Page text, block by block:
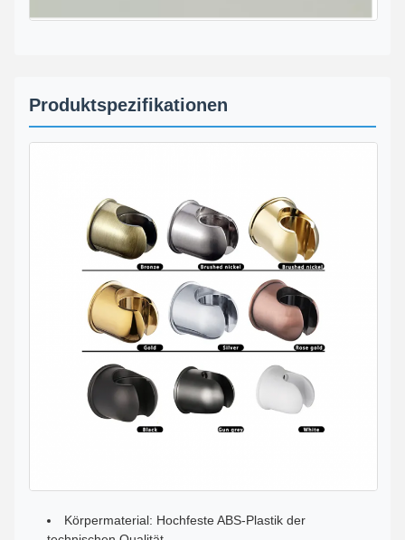
Produktspezifikationen
Körpermaterial: Hochfeste ABS-Plastik der